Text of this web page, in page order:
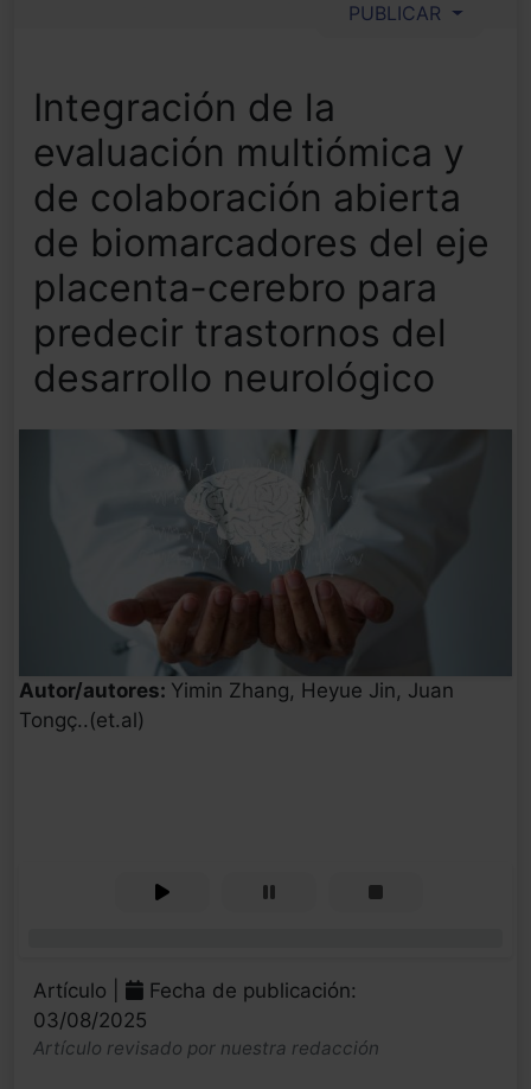
PUBLICAR
Integración de la
evaluación multiómica y
de colaboración abierta
de biomarcadores del eje
placenta-cerebro para
predecir trastornos del
desarrollo neurológico
Autor/autores: Yimin Zhang, Heyue Jin, Juan
Tongç..(et.al)
Artículo |
Fecha de publicación:
03/08/2025
Artículo revisado por nuestra redacción